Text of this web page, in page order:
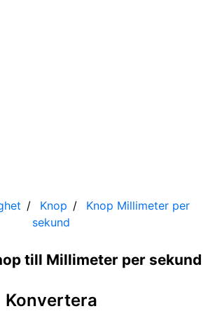
Knop Knop Millimeter per
sekund
till Millimeter per sekund
Konvertera